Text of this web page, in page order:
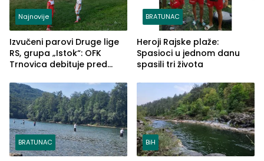
Najnovije
Izvučeni parovi Druge lige
RS, grupa „Istok“: OFK
Trnovica debituje pred
Drine HE
BRATUNAC
Heroji Rajske plaže:
Spasioci u jednom danu
spasili tri života
BRATUNAC BiH